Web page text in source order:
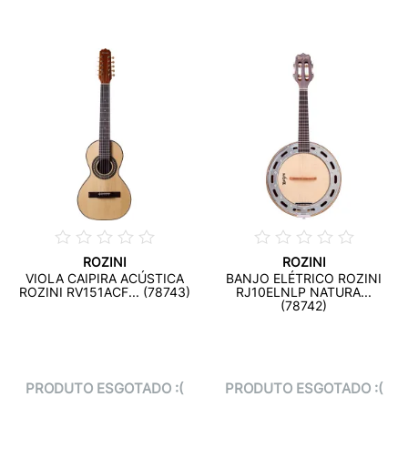
ROZINI
VIOLA CAIPIRA ACÚSTICA
ROZINI RV151ACF... (78743)
PRODUTO ESGOTADO :(
ROZINI
BANJO ELÉTRICO ROZINI
RJ10ELNLP NATURA...
(78742)
PRODUTO ESGOTADO :(